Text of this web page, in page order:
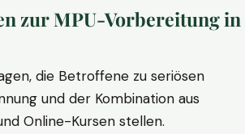
zur MPU-Vorbereitung in
die Betroffene zu seriösen
und der Kombination aus
Online-Kursen stellen.